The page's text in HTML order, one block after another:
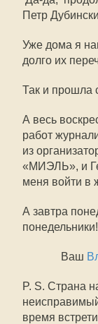
Петр
Уже дома я
долго их
Так и прошла
А весь
работ
из
«МИЭЛЬ», и
меня войти в
А завтра
понедельники!
Ваш
P. S. Страна
время